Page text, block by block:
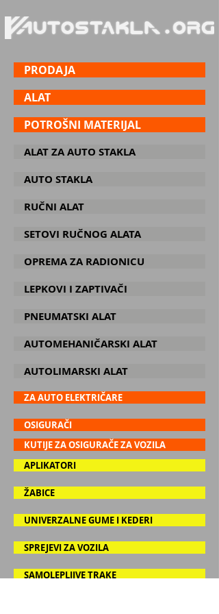
PRODAJA
ALAT
POTROŠNI MATERIJAL
ALAT ZA AUTO STAKLA
AUTO STAKLA
RUČNI ALAT
SETOVI RUČNOG ALATA
OPREMA ZA RADIONICU
LEPKOVI I ZAPTIVAČI
PNEUMATSKI ALAT
AUTOMEHANIČARSKI ALAT
AUTOLIMARSKI ALAT
ZA AUTO ELEKTRIČARE
OSIGURAČI
KUTIJE ZA OSIGURAČE ZA VOZILA
APLIKATORI
ŽABICE
UNIVERZALNE GUME I KEDERI
SPREJEVI ZA VOZILA
SAMOLEPLJIVE TRAKE